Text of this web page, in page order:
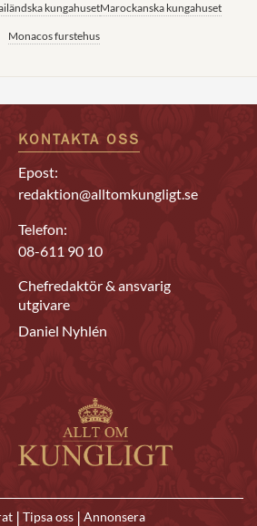
kungahusetMarockanska kungahuset
Monacos furstehus
KONTAKTA OSS
Epost:
redaktion@alltomkungligt.se
Telefon:
08-611 90 10
Chefredaktör & ansvarig
utgivare
Daniel Nyhlén
| Tipsa oss | Annonsera